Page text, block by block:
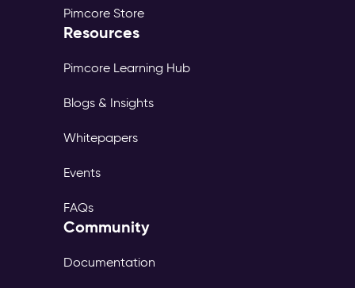
Pimcore Store
Resources
Pimcore Learning Hub
Blogs & Insights
Whitepapers
Events
FAQs
Community
Documentation